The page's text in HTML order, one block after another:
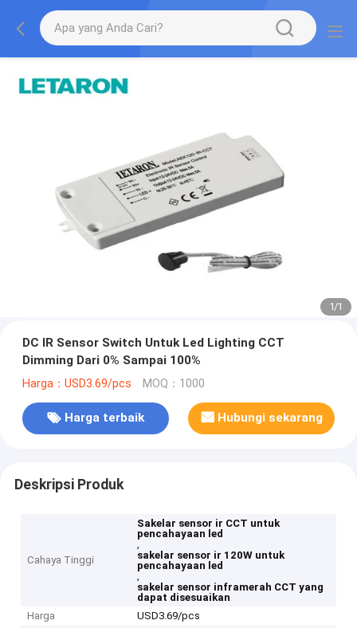
1/1
DC IR Sensor Switch Untuk Led Lighting CCT
Dimming Dari 0% Sampai 100%
Harga：USD3.69/pcs MOQ：1000
Harga terbaik Hubungi sekarang
Deskripsi Produk
Cahaya Tinggi
Sakelar sensor ir CCT untuk
pencahayaan led
,
sakelar sensor ir 120W untuk
pencahayaan led
,
sakelar sensor inframerah CCT yang
dapat disesuaikan
Harga
USD3.69/pcs